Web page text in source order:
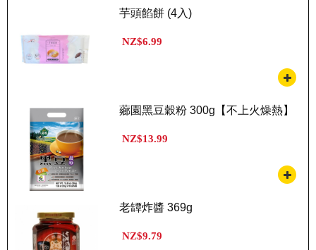
芋頭餡餅 (4入)
NZ$6.99
薌園黑豆穀粉 300g【不上火燥熱】
NZ$13.99
老罈炸醬 369g
NZ$9.79